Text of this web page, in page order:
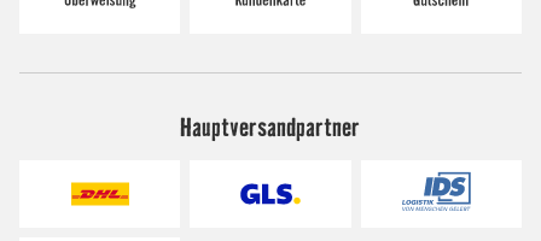
Hauptversandpartner